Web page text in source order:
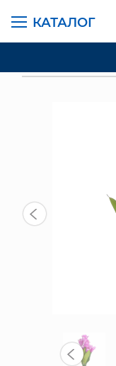
КАТАЛОГ
ГЛАВНАЯ СТРАНИЦА